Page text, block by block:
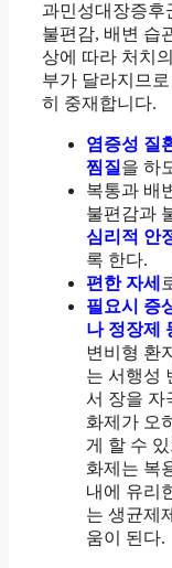
과민성대장증후
불편감, 배변 습
상에 따라 처치
부가 달라지므
히 중재합니다.
염증성 질
찜질 을 하
복통과 배
불편감과
심리적 안
록 한다.
편한 자세
필요시 증
나 정장제
변비형 환
는 서행성
서 장을 자
화제가 오
게 할 수
화제는 복
내에 유리
는 생균제
움이 된다.